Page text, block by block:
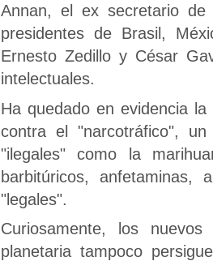
Annan, el ex secretario
presidentes de Brasil,
Ernesto Zedillo y César
intelectuales.
Ha quedado en evidencia
contra el "narcotráfico",
"ilegales" como la
barbitúricos, anfetaminas,
"legales".
Curiosamente, los
planetaria tampoco